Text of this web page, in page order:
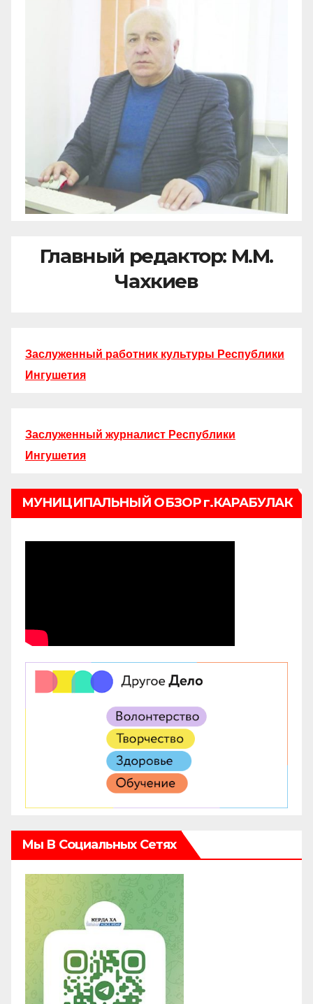
Главный редактор: М.М.
Чахкиев
Заслуженный работник культуры Республики
Ингушетия
Заслуженный журналист Республики
Ингушетия
МУНИЦИПАЛЬНЫЙ ОБЗОР г.КАРАБУЛАК
Мы В Социальных Сетях